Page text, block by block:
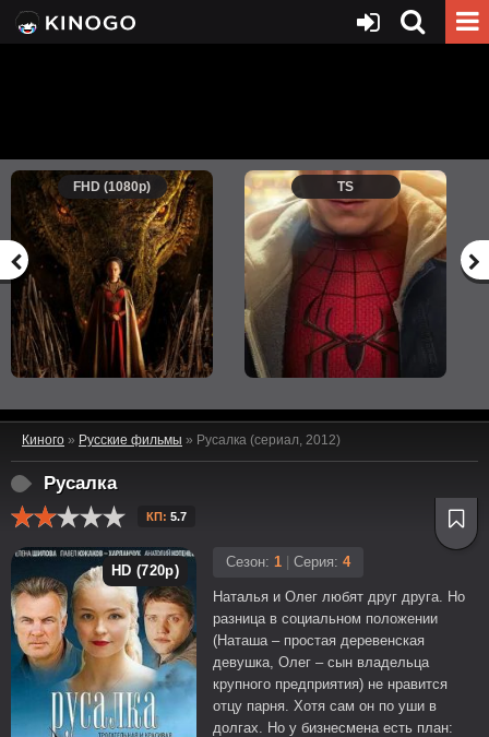
FHD (1080p) TS
Киного » Русские фильмы » Русалка (сериал, 2012)
Русалка
КП: 5.7
HD (720p)
Сезон: 1 Серия: 4
Наталья и Олег любят друг друга. Но
разница в социальном положении
(Наташа – простая деревенская
девушка, Олег – сын владельца
крупного предприятия) не нравится
отцу парня. Хотя сам он по уши в
долгах. Но у бизнесмена есть план: